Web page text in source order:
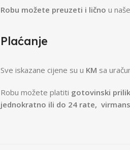
Robu možete preuzeti i lično u
Plaćanje
Sve iskazane cijene su u KM sa
Robu možete platiti gotovinski
jednokratno ili do 24 rate,